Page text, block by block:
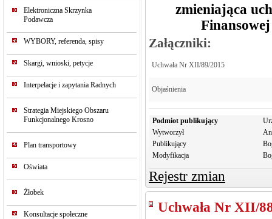
Elektroniczna Skrzynka
Podawcza
WYBORY, referenda, spisy
Skargi, wnioski, petycje
Interpelacje i zapytania Radnych
Strategia Miejskiego Obszaru
Funkcjonalnego Krosno
Plan transportowy
Oświata
Żłobek
Konsultacje społeczne
zmieniająca
Załączniki:
Uchwała Nr XII/89/2015
Objaśnienia
Podmiot publikujący
Wytworzył
Publikujący
Modyfikacja
Rejestr zmian
Uchwała Nr XII/